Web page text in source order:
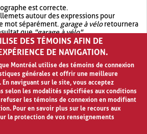
est correcte.
autour des expressions pour
mot séparément. garage à véloretournera
que"garage à vélo".
votre recherche avec OR.garage OR vélo
plus de résultat quegarage à vélo
DES TÉMOINS AFIN DE
DE NAVIGATION.
Montréal utilise des témoins de connexion
générales et offrir une meilleure
naviguant sur le site, vous acceptez
selon les modalités spécifiées aux conditions
les témoins de connexion en modifiant
Pour en savoir plus sur le recours aux
la protection de vos renseignements